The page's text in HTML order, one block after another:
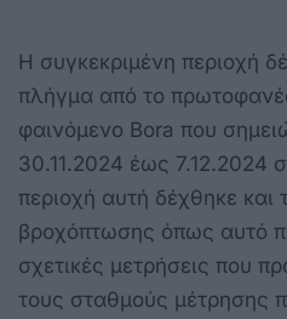
Η συγκεκριμένη περιοχή
πλήγμα από το
φαινόμενο Bora που
30.11.2024 έως 7.12.2024
περιοχή αυτή δέχθηκε
βροχόπτωσης όπως αυτό
σχετικές μετρήσεις που
τους σταθμούς μέτρησης